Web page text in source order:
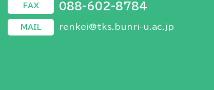
FAX 088-602-8784
MAIL renkei@tks.bunri-u.ac.jp